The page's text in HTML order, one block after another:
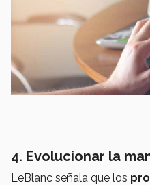
4. Evolucionar la
LeBlanc señala que los